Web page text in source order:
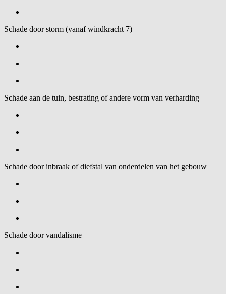
Schade door storm (vanaf windkracht 7)
Schade aan de tuin, bestrating of andere vorm van verharding
Schade door inbraak of diefstal van onderdelen van het gebouw
Schade door vandalisme